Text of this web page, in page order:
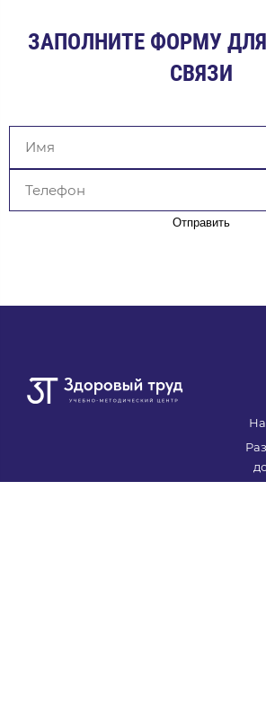
ЗАПОЛНИТЕ ФОРМУ
СВЯЗИ
Отправить